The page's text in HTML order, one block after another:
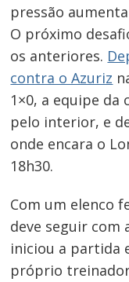
pressão
O próximo
os anteriores.
contra o Azuriz
1×0, a equipe da
pelo interior, e
onde encara o
18h30.
Com um elenco
deve seguir com
iniciou a partida
próprio
Navegação
de
Post